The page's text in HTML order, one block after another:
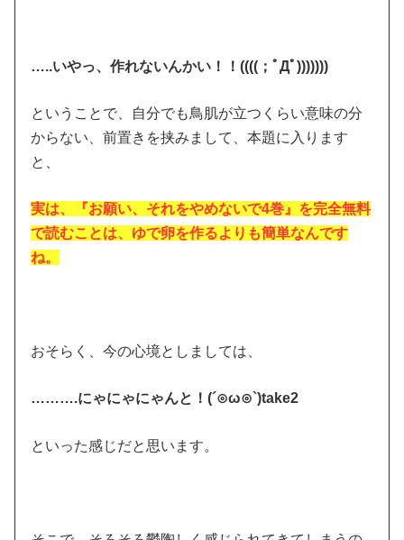
…..いやっ、作れないんかい！！((((；ﾟДﾟ)))))))
ということで、自分でも鳥肌が立つくらい意味の分
からない、前置きを挟みまして、本題に入ります
と、
実は、『お願い、それをやめないで4巻』を完全無料
で読むことは、ゆで卵を作るよりも簡単なんです
ね。
おそらく、今の心境としましては、
……….にゃにゃにゃんと！(´⊙ω⊙`)take2
といった感じだと思います。